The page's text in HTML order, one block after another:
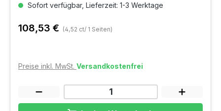
Sofort verfügbar, Lieferzeit: 1-3 Werktage
108,53 € (4,52 ct/ 1 Seiten)
Preise inkl. MwSt. Versandkostenfrei